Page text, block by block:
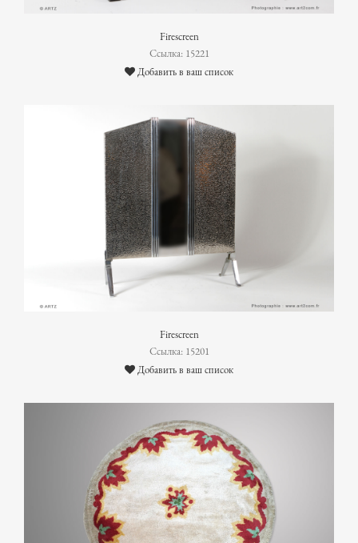
Firescreen
Ссылка: 15221
Добавить в ваш список
Firescreen
Ссылка: 15201
Добавить в ваш список